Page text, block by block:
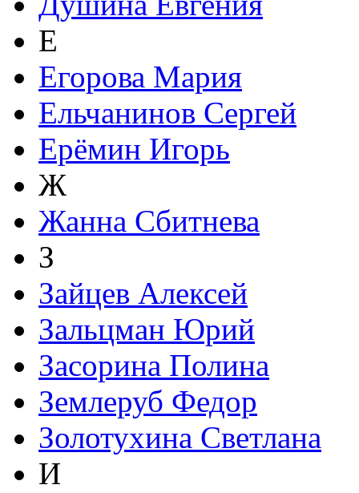
Е
Егорова Мария
Ельчанинов Сергей
Ерёмин Игорь
Ж
Жанна Сбитнева
З
Зайцев Алексей
Зальцман Юрий
Засорина Полина
Землеруб Федор
Золотухина Светлана
И